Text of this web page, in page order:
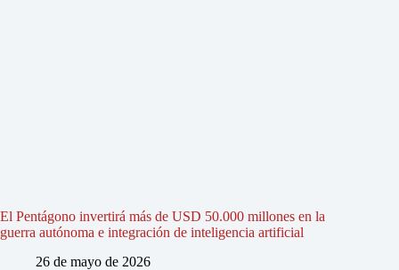
El Pentágono invertirá más de USD 50.000 millones en la
guerra autónoma e integración de inteligencia artificial
26 de mayo de 2026